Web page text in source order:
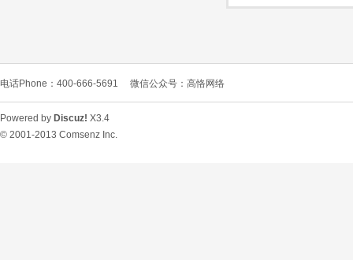
电话Phone：400-666-5691 微信公众号：高恪网络
Powered by Discuz! X3.4
© 2001-2013 Comsenz Inc.